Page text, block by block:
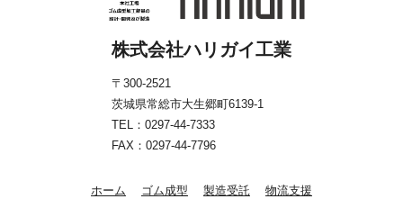
株式会社ハリガイ工業
〒300-2521
茨城県常総市大生郷町6139-1
TEL： 0297-44-7333
FAX：0297-44-7796
ホーム ゴム成型 製造受託 物流支援